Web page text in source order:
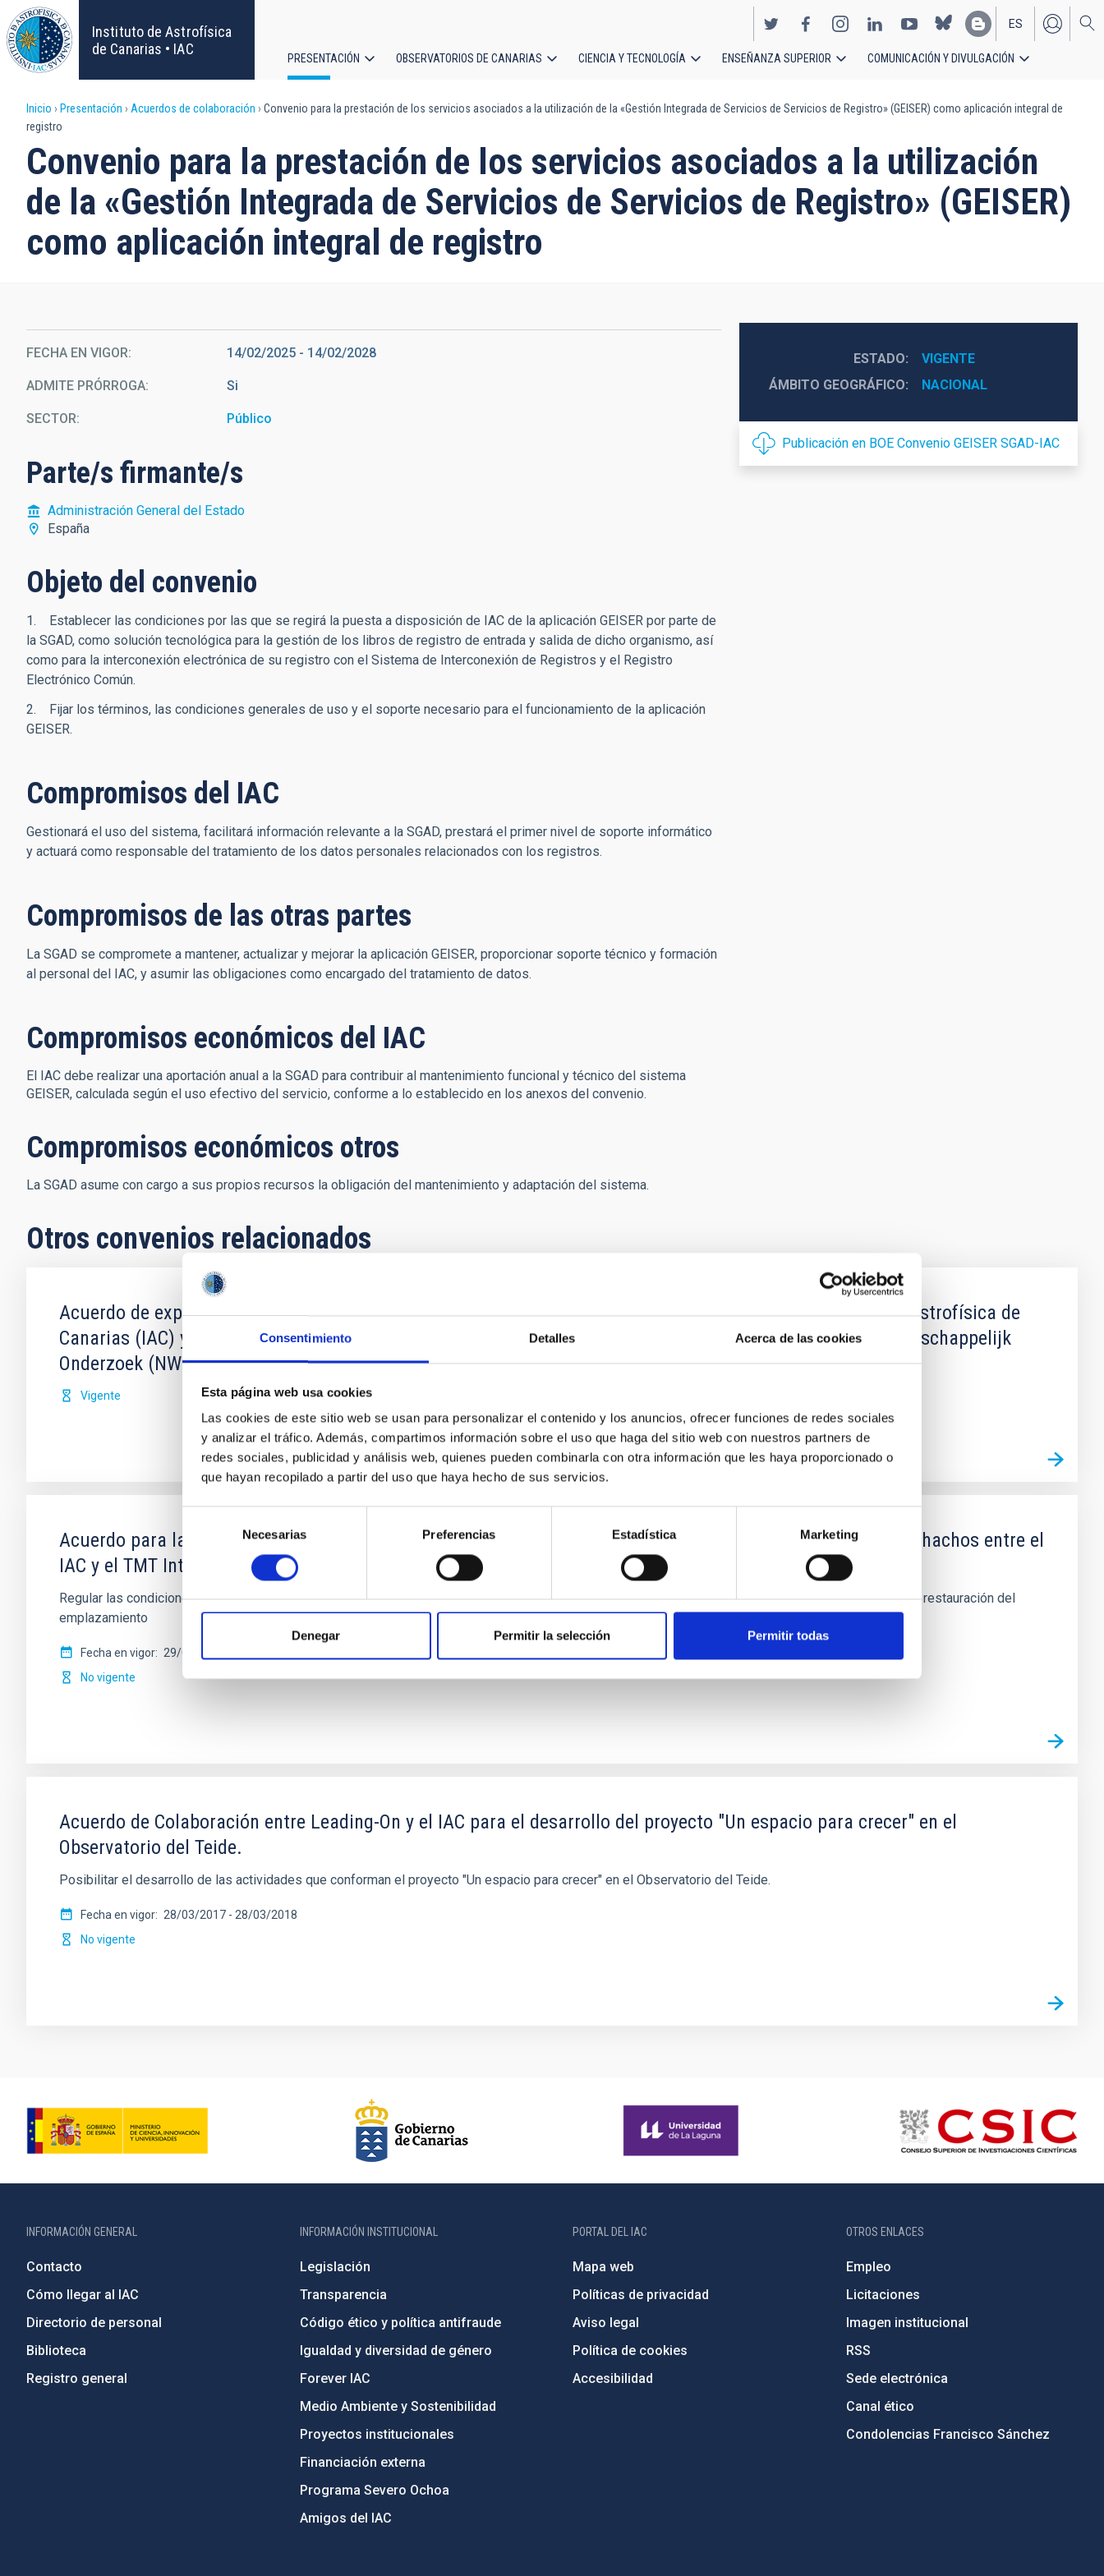
Consentimiento Detalles Acerca de las cookies
Esta página web usa cookies
Las cookies de este sitio web se usan para personalizar el contenido y los anuncios, ofrecer funciones de redes sociales
y analizar el tráfico. Además, compartimos información sobre el uso que haga del sitio web con nuestros partners de
redes sociales, publicidad y análisis web, quienes pueden combinarla con otra información que les haya proporcionado o
que hayan recopilado a partir del uso que haya hecho de sus servicios.
de
consentimiento
Necesarias Preferencias Estadística Marketing
Denegar Permitir la selección Permitir todas
Pasar
al
contenido
principal
Instituto de Astrofísica
de Canarias • IAC
EN
ES
Navegación
principal
PRESENTACIÓN OBSERVATORIOS DE CANARIAS CIENCIA Y TECNOLOGÍA ENSEÑANZA SUPERIOR COMUNICACIÓN Y DIVULGACIÓN
Sobrescribir
enlaces
de
ayuda
a
navegación
Inicio Presentación Acuerdos de colaboración
Convenio para la prestación de los servicios asociados a la utilización de la «Gestión Integrada de Servicios de Servicios de Registro» (GEISER) como aplicación integral de
registro
Convenio para la prestación de los servicios asociados a la utilización
de la «Gestión Integrada de Servicios de Servicios de Registro» (GEISER)
como aplicación integral de registro
FECHA EN VIGOR 14/02/2025 - 14/02/2028
ADMITE PRÓRROGA Si
SECTOR Público
Parte/s firmante/s
Administración General del Estado
España
Objeto del convenio
1. Establecer las condiciones por las que se regirá la puesta a disposición de IAC de la aplicación GEISER por parte de
la SGAD, como solución tecnológica para la gestión de los libros de registro de entrada y salida de dicho organismo, así
como para la interconexión electrónica de su registro con el Sistema de Interconexión de Registros y el Registro
Electrónico Común.
2. Fijar los términos, las condiciones generales de uso y el soporte necesario para el funcionamiento de la aplicación
GEISER.
Compromisos del IAC
Gestionará el uso del sistema, facilitará información relevante a la SGAD, prestará el primer nivel de soporte informático
y actuará como responsable del tratamiento de los datos personales relacionados con los registros.
Compromisos de las otras partes
La SGAD se compromete a mantener, actualizar y mejorar la aplicación GEISER, proporcionar soporte técnico y formación
al personal del IAC, y asumir las obligaciones como encargado del tratamiento de datos.
Compromisos económicos del IAC
El IAC debe realizar una aportación anual a la SGAD para contribuir al mantenimiento funcional y técnico del sistema
GEISER, calculada según el uso efectivo del servicio, conforme a lo establecido en los anexos del convenio.
Compromisos económicos otros
La SGAD asume con cargo a sus propios recursos la obligación del mantenimiento y adaptación del sistema.
ESTADO
VIGENTE
ÁMBITO GEOGRÁFICO
NACIONAL
Publicación en BOE Convenio GEISER SGAD-IAC
Otros convenios relacionados
Acuerdo de explotación científica de los telescopios William Herschel e Isaac Newton entre el Instituto de Astrofísica de
Canarias (IAC) y Science and Technology Facilities Council (STFC) y la Nederlandese Organisatie voor Wetenschappelijk
Onderzoek (NWO)
Vigente
Acuerdo para la instalación del Telescopio de Treinta Metros (TMT) en el Observatorio del Roque de los Muchachos entre el
IAC y el TMT International Observatory LLC
Regular las condiciones para la instalación del TMT en el ORM, su futura operación y, cuando así se decida de mutuo acuerdo, su demolición, retirada y restauración del
emplazamiento
Fecha en vigor 29/03/2017
No vigente
Acuerdo de Colaboración entre Leading-On y el IAC para el desarrollo del proyecto "Un espacio para crecer" en el
Observatorio del Teide.
Posibilitar el desarrollo de las actividades que conforman el proyecto "Un espacio para crecer" en el Observatorio del Teide.
Fecha en vigor 28/03/2017 - 28/03/2018
No vigente
INFORMACIÓN GENERAL
Contacto
Cómo llegar al IAC
Directorio de personal
Biblioteca
Registro general
INFORMACIÓN INSTITUCIONAL
Legislación
Transparencia
Código ético y política antifraude
Igualdad y diversidad de género
Forever IAC
Medio Ambiente y Sostenibilidad
Proyectos institucionales
Financiación externa
Programa Severo Ochoa
Amigos del IAC
PORTAL DEL IAC
Mapa web
Políticas de privacidad
Aviso legal
Política de cookies
Accesibilidad
OTROS ENLACES
Empleo
Licitaciones
Imagen institucional
RSS
Sede electrónica
Canal ético
Condolencias Francisco Sánchez